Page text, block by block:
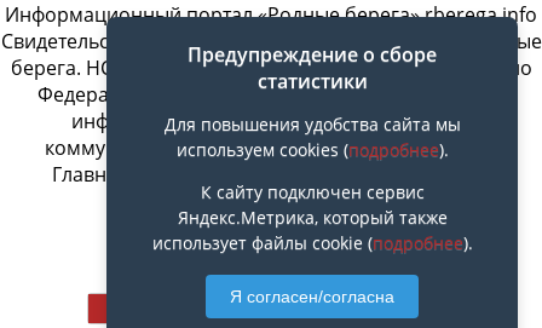
Информационный портал «Родные берега» rberega.info
Свидетельство о регистрации сетевого издания «Родные
берега. НСК»: Эл № ФС77-74717 от 11.01.2019 г., выдано
Федеральной службой по надзору в сфере связи,
информационных технологий и массовых
коммуникаций. Учредитель ООО «СовИнформ».
Главный редактор Байжанов Ерлан Омарович
Предупреждение о сборе
статистики
Для повышения удобства сайта мы
используем cookies (подробнее).
К сайту подключен сервис
Яндекс.Метрика, который также
использует файлы cookie (подробнее).
Я согласен/согласна
Наверх
Компьютерная